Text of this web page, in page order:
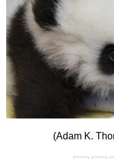
مؤتمر صحفى للخارجية